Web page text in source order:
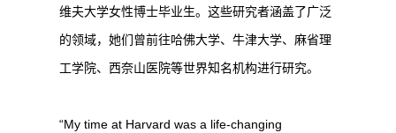
维夫大学女性博士毕业生。这些研究者涵盖了广泛
的领域，她们曾前往哈佛大学、牛津大学、麻省理
工学院、西奈山医院等世界知名机构进行研究。
“My time at Harvard was a life-changing